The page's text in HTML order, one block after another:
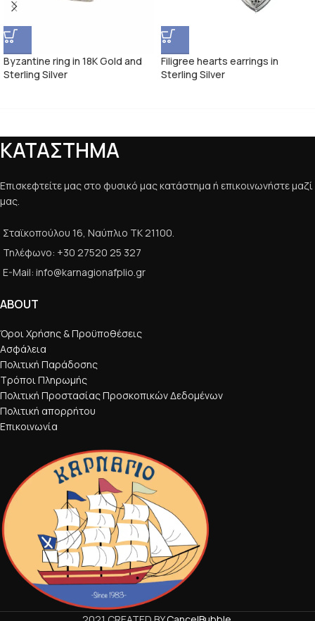
Byzantine ring in 18K Gold and
Sterling Silver
Filigree hearts earrings in
Sterling Silver
ΚΑΤΑΣΤΗΜΑ
Επισκεφτείτε μας στο φυσικό μας κατάστημα ή επικοινωνήστε μαζί
μας.
Σταϊκοπούλου 16, Ναύπλιο ΤΚ 21100.
Τηλέφωνο: +30 27520 25 327
E-Mail: info@karnagionafplio.gr
ABOUT
Όροι Χρήσης & Προϋποθέσεις
Ασφάλεια
Πολιτική Παράδοσης
Τρόποι Πληρωμής
Πολιτική Προστασίας Προσκοπικών Δεδομένων
Πολιτική απορρήτου
Επικοινωνία